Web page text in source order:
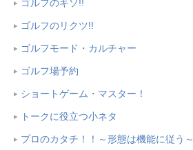
ゴルフのキソ!!
ゴルフのリクツ!!
ゴルフモード・カルチャー
ゴルフ場予約
ショートゲーム・マスター！
トークに役立つ小ネタ
プロのカタチ！！～形態は機能に従う～